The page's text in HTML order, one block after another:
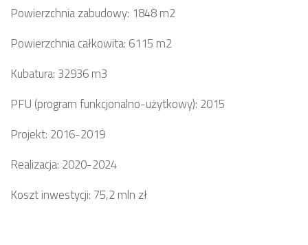
Powierzchnia zabudowy: 1848 m2
Powierzchnia całkowita: 6115 m2
Kubatura: 32936 m3
PFU (program funkcjonalno-użytkowy): 2015
Projekt: 2016-2019
Realizacja: 2020-2024
Koszt inwestycji: 75,2 mln zł